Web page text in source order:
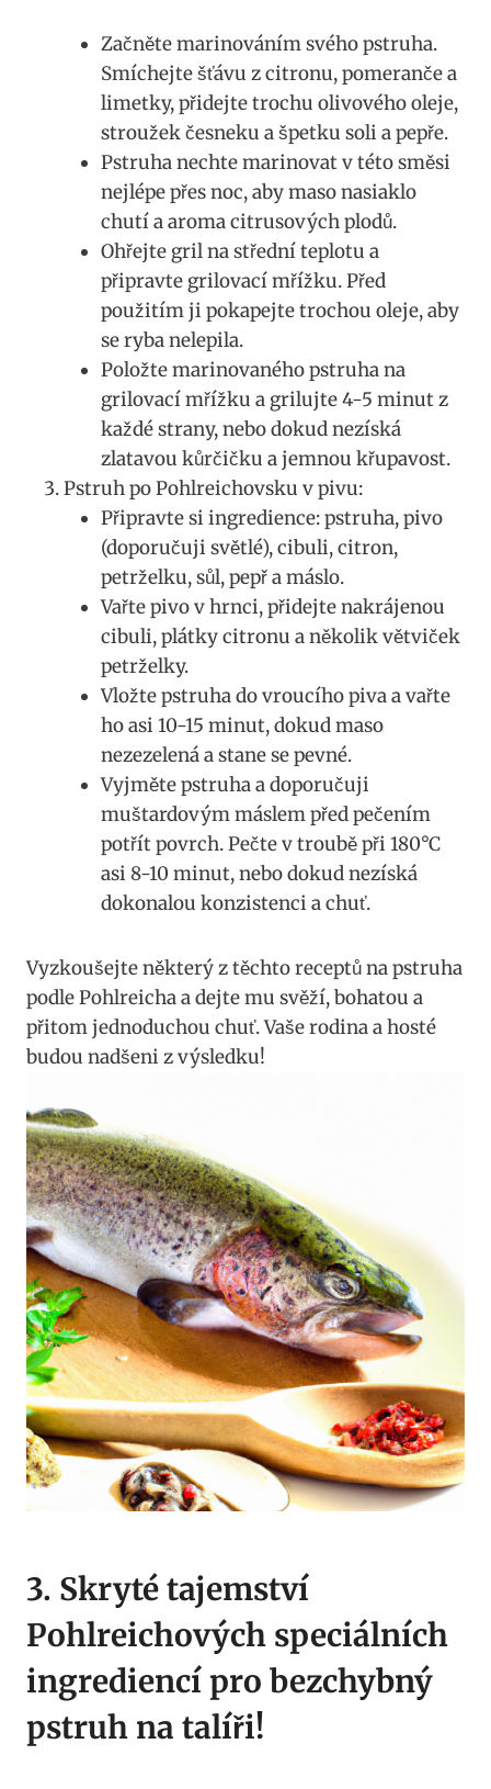
Začněte marinováním svého pstruha.
Smíchejte šťávu‍ z citronu, ​pomeranče a
limetky, přidejte trochu olivového oleje,
stroužek česneku ​a ‍špetku ⁢soli a pepře.
Pstruha‌ nechte marinovat v této směsi
nejlépe přes noc, aby maso ⁤nasiaklo
chutí a aroma ‍citrusových ⁤plodů.
Ohřejte gril na střední teplotu a
připravte grilovací mřížku. Před
použitím⁣ ji pokapejte trochou oleje, ⁣aby
se ryba⁣ nelepila.
Položte marinovaného‌ pstruha na
grilovací mřížku ⁤a grilujte 4-5 minut z
každé strany, nebo dokud nezíská ​
zlatavou ‌kůrčičku a jemnou ⁣křupavost.
Pstruh po Pohlreichovsku v pivu:
Připravte si ingredience: pstruha, pivo
(doporučuji ​světlé), cibuli, citron,
petrželku, sůl, pepř a máslo.
Vařte pivo v hrnci, přidejte ⁢nakrájenou
cibuli, plátky​ citronu‍ a několik ‍větviček
petrželky.
Vložte pstruha do vroucího piva⁣ a vařte
ho asi 10-15 ⁣minut, dokud maso
nezezelená ⁤a stane se⁤ pevné.
Vyjměte pstruha ​a doporučuji
muštardovým​ máslem před pečením
potřít⁤ povrch. ⁣Pečte v troubě⁤ při 180°C
asi ‍8-10 minut,⁢ nebo dokud‍ nezíská
dokonalou konzistenci⁤ a chuť.
Vyzkoušejte některý z těchto receptů na⁤ pstruha
podle⁤ Pohlreicha a​ dejte mu svěží, bohatou‌ a
přitom jednoduchou chuť. Vaše rodina a hosté⁤
budou nadšeni z⁣ výsledku!
3. Skryté tajemství
Pohlreichových speciálních‍
ingrediencí ‌pro bezchybný
pstruh na talíři!